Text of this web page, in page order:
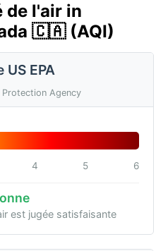
de l'air in
🇨🇦 (AQI)
US EPA
Protection Agency
4 5 6
est jugée satisfaisante